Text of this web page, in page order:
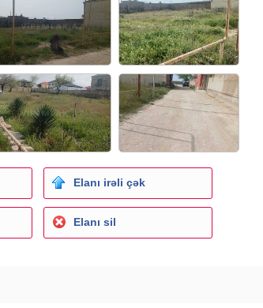
Elanı irəli çək
Elanı sil